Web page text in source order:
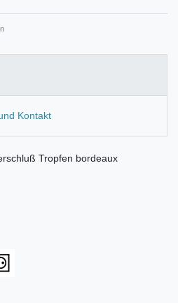
Kontakt
Tropfen bordeaux